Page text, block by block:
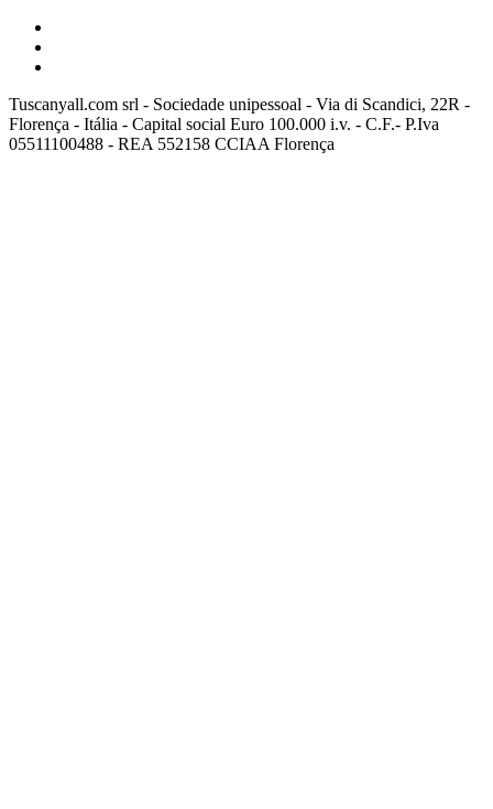
Tuscanyall.com srl - Sociedade unipessoal - Via di Scandici, 22R -
Florença - Itália - Capital social Euro 100.000 i.v. - C.F.- P.Iva
05511100488 - REA 552158 CCIAA Florença